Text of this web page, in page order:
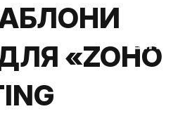
Ціни
«ZOHO